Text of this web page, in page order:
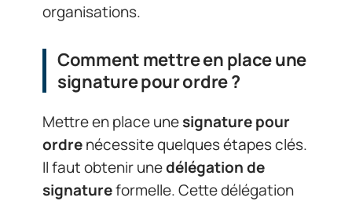
organisations.
Comment mettre en place une
signature pour ordre ?
Mettre en place unesignature pour
ordrenécessite quelques étapes clés.
Il faut obtenir unedélégation de
signatureformelle. Cette délégation